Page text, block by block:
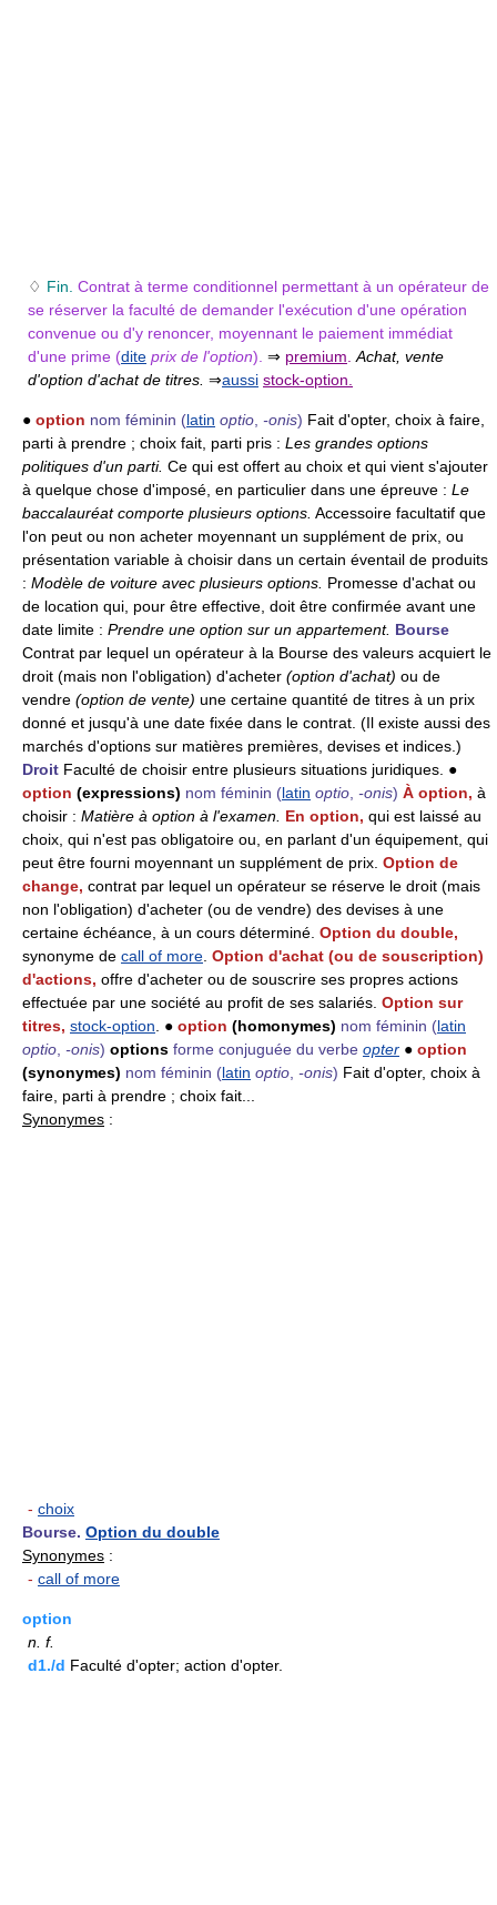
♢ Fin. Contrat à terme conditionnel permettant à un opérateur de
se réserver la faculté de demander l'exécution d'une opération
convenue ou d'y renoncer, moyennant le paiement immédiat
d'une prime (dite prix de l'option). ⇒ premium Achat, vente
d'option d'achat de titres. ⇒aussi stock-option.
● option nom féminin (latin optio -onis) Fait d'opter, choix à faire,
parti à prendre ; choix fait, parti pris : Les grandes options
politiques d'un parti. Ce qui est offert au choix et qui vient s'ajouter
à quelque chose d'imposé, en particulier dans une épreuve : Le
baccalauréat comporte plusieurs options. Accessoire facultatif que
l'on peut ou non acheter moyennant un supplément de prix, ou
présentation variable à choisir dans un certain éventail de produits
: Modèle de voiture avec plusieurs options. Promesse d'achat ou
de location qui, pour être effective, doit être confirmée avant une
date limite : Prendre une option sur un appartement. Bourse
Contrat par lequel un opérateur à la Bourse des valeurs acquiert le
droit (mais non l'obligation) d'acheter (option d'achat) ou de
vendre (option de vente) une certaine quantité de titres à un prix
donné et jusqu'à une date fixée dans le contrat. (Il existe aussi des
marchés d'options sur matières premières, devises et indices.)
Droit Faculté de choisir entre plusieurs situations juridiques. ●
option (expressions) nom féminin (latin optio -onis) À option, à
choisir : Matière à option à l'examen. En option, qui est laissé au
choix, qui n'est pas obligatoire ou, en parlant d'un équipement, qui
peut être fourni moyennant un supplément de prix. Option de
change, contrat par lequel un opérateur se réserve le droit (mais
non l'obligation) d'acheter (ou de vendre) des devises à une
certaine échéance, à un cours déterminé. Option du double,
synonyme de call of more Option d'achat (ou de souscription)
d'actions, offre d'acheter ou de souscrire ses propres actions
effectuée par une société au profit de ses salariés. Option sur
titres, stock-option . ● option (homonymes) nom féminin (latin
optio -onis) options forme conjuguée du verbe opter ● option
(synonymes) nom féminin (latin optio -onis) Fait d'opter, choix à
faire, parti à prendre ; choix fait...
Synonymes :
- choix
Bourse. Option du double
Synonymes :
- call of more
option
n. f.
d1./d Faculté d'opter; action d'opter.